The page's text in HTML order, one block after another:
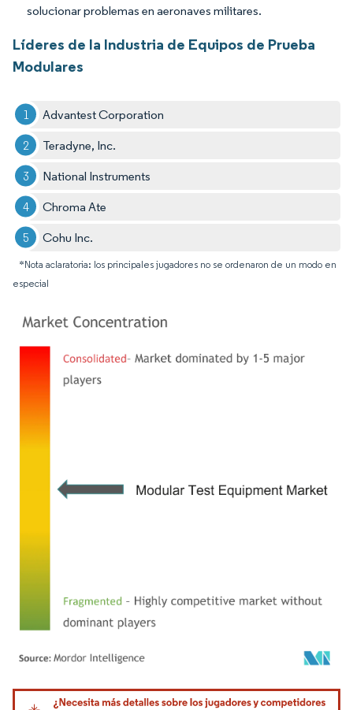
solucionar problemas en aeronaves militares.
Líderes de la Industria de Equipos de Prueba
Modulares
Advantest Corporation
Teradyne, Inc.
National Instruments
Chroma Ate
Cohu Inc.
*Nota aclaratoria: los principales jugadores no se ordenaron de un modo en
especial
Imagen © Mordor Intelligence. El uso requiere atribución según CC BY 4.0.